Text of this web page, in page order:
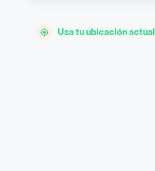
Usa tu ubicación actual